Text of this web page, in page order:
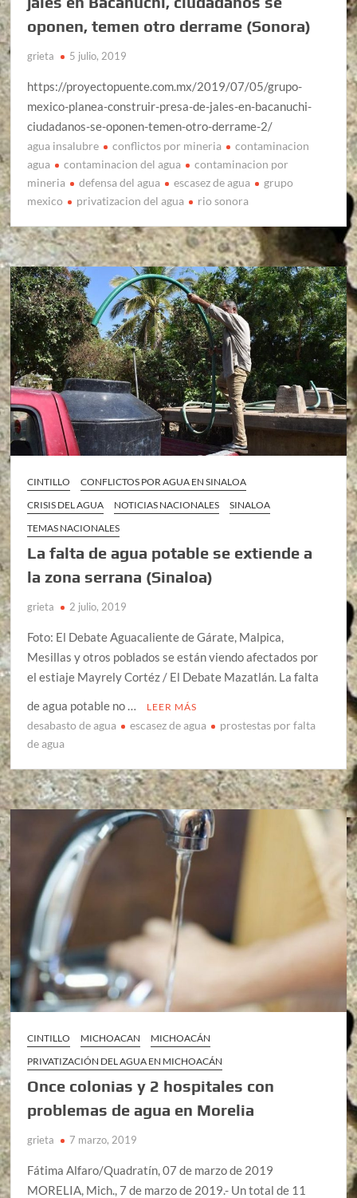
oponen, temen otro derrame (Sonora)
grieta 5 julio, 2019
https://proyectopuente.com.mx/2019/07/05/grupo-
mexico-planea-construir-presa-de-jales-en-bacanuchi-
ciudadanos-se-oponen-temen-otro-derrame-2/
agua insalubre conflictos por mineria
contaminacion
agua
contaminacion del agua
contaminacion por
mineria
defensa del agua escasez de agua
grupo
mexico
privatizacion del agua rio sonora
CINTILLO
CONFLICTOS POR AGUA EN SINALOA
CRISIS DEL AGUA
NOTICIAS NACIONALES
SINALOA
TEMAS NACIONALES
La falta de agua potable se extiende a
la zona serrana (Sinaloa)
grieta 2 julio, 2019
Foto: El Debate Aguacaliente de Gárate, Malpica,
Mesillas y otros poblados se están viendo afectados por
el estiaje Mayrely Cortéz / El Debate Mazatlán. La falta
de agua potable no …
LEER MÁS
desabasto de agua escasez de agua
prostestas por falta
de agua
CINTILLO MICHOACAN
MICHOACÁN
PRIVATIZACIÓN DEL AGUA EN MICHOACÁN
Once colonias y 2 hospitales con
problemas de agua en Morelia
grieta 7 marzo, 2019
Fátima Alfaro/Quadratín, 07 de marzo de 2019
MORELIA, Mich., 7 de marzo de 2019.- Un total de 11